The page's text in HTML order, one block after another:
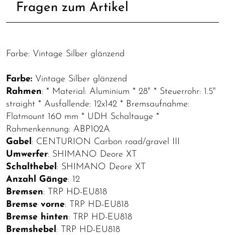
Fragen zum Artikel
Farbe: Vintage Silber glänzend
Farbe: Vintage Silber glänzend
Rahmen: * Material: Aluminium * 28" * Steuerrohr: 1.5"
straight * Ausfallende: 12x142 * Bremsaufnahme:
Flatmount 160 mm * UDH Schaltauge *
Rahmenkennung: ABP102A
Gabel : CENTURION Carbon road/gravel III
Umwerfer: SHIMANO Deore XT
Schalthebel : SHIMANO Deore XT
Anzahl Gänge: 12
Bremsen: TRP HD-EU818
Bremse vorne: TRP HD-EU818
Bremse hinten: TRP HD-EU818
Bremshebel : TRP HD-EU818